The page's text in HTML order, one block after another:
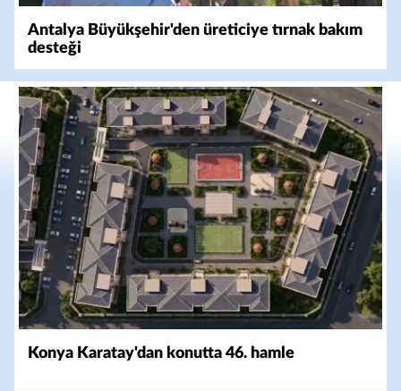
Antalya Büyükşehir'den üreticiye tırnak bakım
desteği
Konya Karatay'dan konutta 46. hamle